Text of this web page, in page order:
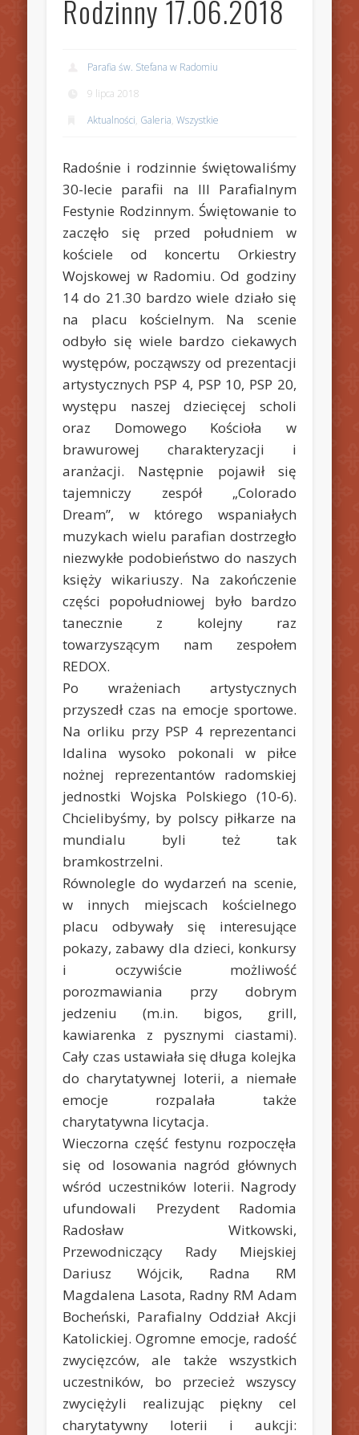
Rodzinny 17.06.2018
Parafia św. Stefana w Radomiu
9 lipca 2018
Aktualności, Galeria,Wszystkie
Radośnie i rodzinnie świętowaliśmy
30-lecie parafii na III Parafialnym
Festynie Rodzinnym. Świętowanie to
zaczęło się przed południem w
kościele od koncertu Orkiestry
Wojskowej w Radomiu. Od godziny
14 do 21.30 bardzo wiele działo się
na placu kościelnym. Na scenie
odbyło się wiele bardzo ciekawych
występów, począwszy od prezentacji
artystycznych PSP 4, PSP 10, PSP 20,
występu naszej dziecięcej scholi
oraz Domowego Kościoła w
brawurowej charakteryzacji i
aranżacji. Następnie pojawił się
tajemniczy zespół „Colorado
Dream”, w którego wspaniałych
muzykach wielu parafian dostrzegło
niezwykłe podobieństwo do naszych
księży wikariuszy. Na zakończenie
części popołudniowej było bardzo
tanecznie z kolejny raz
towarzyszącym nam zespołem
REDOX.
Po wrażeniach artystycznych
przyszedł czas na emocje sportowe.
Na orliku przy PSP 4 reprezentanci
Idalina wysoko pokonali w piłce
nożnej reprezentantów radomskiej
jednostki Wojska Polskiego (10-6).
Chcielibyśmy, by polscy piłkarze na
mundialu byli też tak
bramkostrzelni.
Równolegle do wydarzeń na scenie,
w innych miejscach kościelnego
placu odbywały się interesujące
pokazy, zabawy dla dzieci, konkursy
i oczywiście możliwość
porozmawiania przy dobrym
jedzeniu (m.in. bigos, grill,
kawiarenka z pysznymi ciastami).
Cały czas ustawiała się długa kolejka
do charytatywnej loterii, a niemałe
emocje rozpalała także
charytatywna licytacja.
Wieczorna część festynu rozpoczęła
się od losowania nagród głównych
wśród uczestników loterii. Nagrody
ufundowali Prezydent Radomia
Radosław Witkowski,
Przewodniczący Rady Miejskiej
Dariusz Wójcik, Radna RM
Magdalena Lasota, Radny RM Adam
Bocheński, Parafialny Oddział Akcji
Katolickiej. Ogromne emocje, radość
zwycięzców, ale także wszystkich
uczestników, bo przecież wszyscy
zwyciężyli realizując piękny cel
charytatywny loterii i aukcji: